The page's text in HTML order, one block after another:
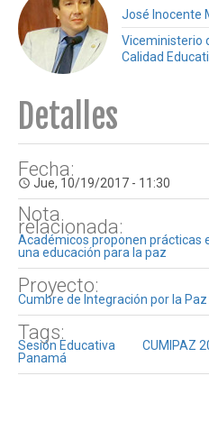
José Inocente
Viceministerio
Calidad
Detalles
Fecha:
access_time Jue, 10/19/2017 - 11:30
Nota
relacionada:
Académicos proponen prácticas
una educación para la paz
Proyecto:
Cumbre de Integración por la Paz
Tags:
Sesión Educativa
CUMIPAZ
Panamá